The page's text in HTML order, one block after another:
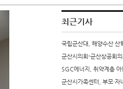
최근기사
국립군산대, 해양수산 산
군산시의회-군산상공회
SGC에너지, 취약계층 아
군산시가족센터, 부모·